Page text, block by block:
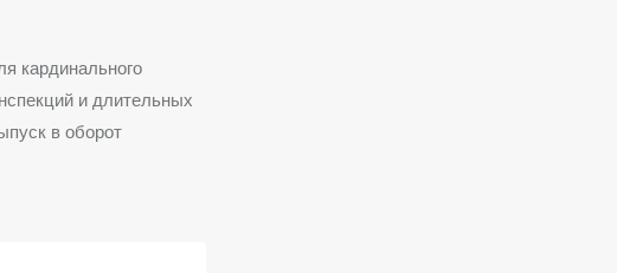
кардинального
и длительных
в оборот